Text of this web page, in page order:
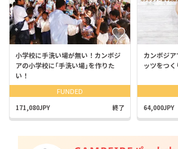
小学校に手洗い場が無い！カンボジ
アの小学校に｢手洗い場｣を作りた
い！
FUNDED
171,080JPY 終了
カンボジ
ッツをつく
64,000JPY